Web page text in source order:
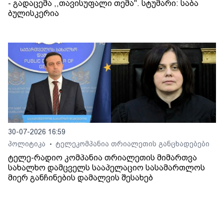
- გადაცემა ,,თავისუფალი თემა". სტუმარი: საბა
ბულისკერია
30-07-2026 16:59
პოლიტიკა
• ტელეკომპანია თრიალეთის განცხადებები
ტელე-რადიო კომპანია თრიალეთის მიმართვა
სახალხო დამცველს სააპელაციო სასამართლოს
მიერ განჩინების დამალვის შესახებ